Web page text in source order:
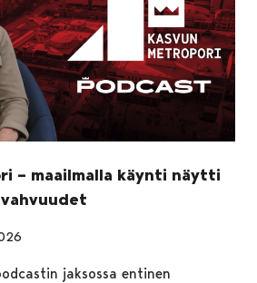
– maailmalla käynti näytti
jaksossa entinen